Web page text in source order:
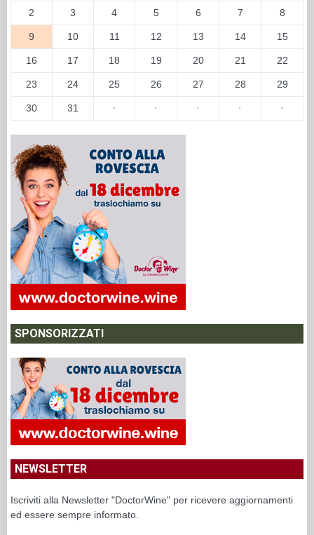
2 3 4 5 6 7 8
9 10 11 12 13 14 15
16 17 18 19 20 21 22
23 24 25 26 27 28 29
30 31 · · · · ·
SPONSORIZZATI
NEWSLETTER
Iscriviti alla Newsletter "DoctorWine" per ricevere aggiornamenti
ed essere sempre informato.